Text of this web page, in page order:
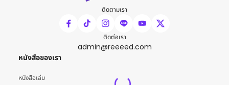
ติดตามเรา
ติดต่อเรา
admin@reeeed.com
หนังสือของเรา
หนังสือเล่ม